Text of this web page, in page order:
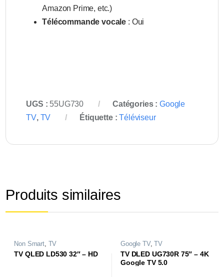
Amazon Prime, etc.)
Télécommande vocale : Oui
UGS : 55UG730 Catégories : Google
TV, TV Étiquette :Téléviseur
Produits similaires
Non Smart, TV
TV QLED LD530 32″ – HD
Google TV,TV
TV DLED UG730R 75″ – 4K
Google TV 5.0